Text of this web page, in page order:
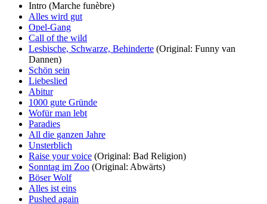
Intro (Marche funèbre)
Alles wird gut
Opel-Gang
Call of the wild
Lesbische, Schwarze, Behinderte (Original: Funny van
Dannen)
Schön sein
Liebeslied
Abitur
1000 gute Gründe
Wofür man lebt
Paradies
All die ganzen Jahre
Unsterblich
Raise your voice (Original: Bad Religion)
Sonntag im Zoo (Original: Abwärts)
Böser Wolf
Alles ist eins
Pushed again